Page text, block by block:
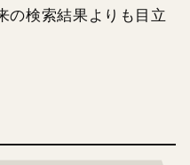
の検索結果よりも目立